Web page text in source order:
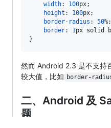
width: 100px;
height : 100px;
border-radius : 50%;
border: 1px solid
}
然而 Android 2.3 是不支持
较大值，比如 border-
二、Android 及
题